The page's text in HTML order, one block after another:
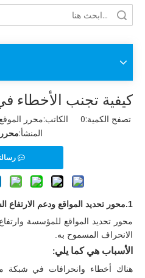
كيفية تجنب الأخطاء
تصفح الكمية:0
المنشأ:
1. محور تحديد المواقع ودعم
محور تحديد المواقع للمؤسسة
الانحراف المسموح به.
الأسباب هي كما يلي:
هناك أخطاء وانحرافات في شبكة